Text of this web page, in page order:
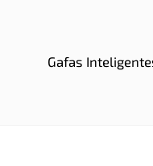
Gafas